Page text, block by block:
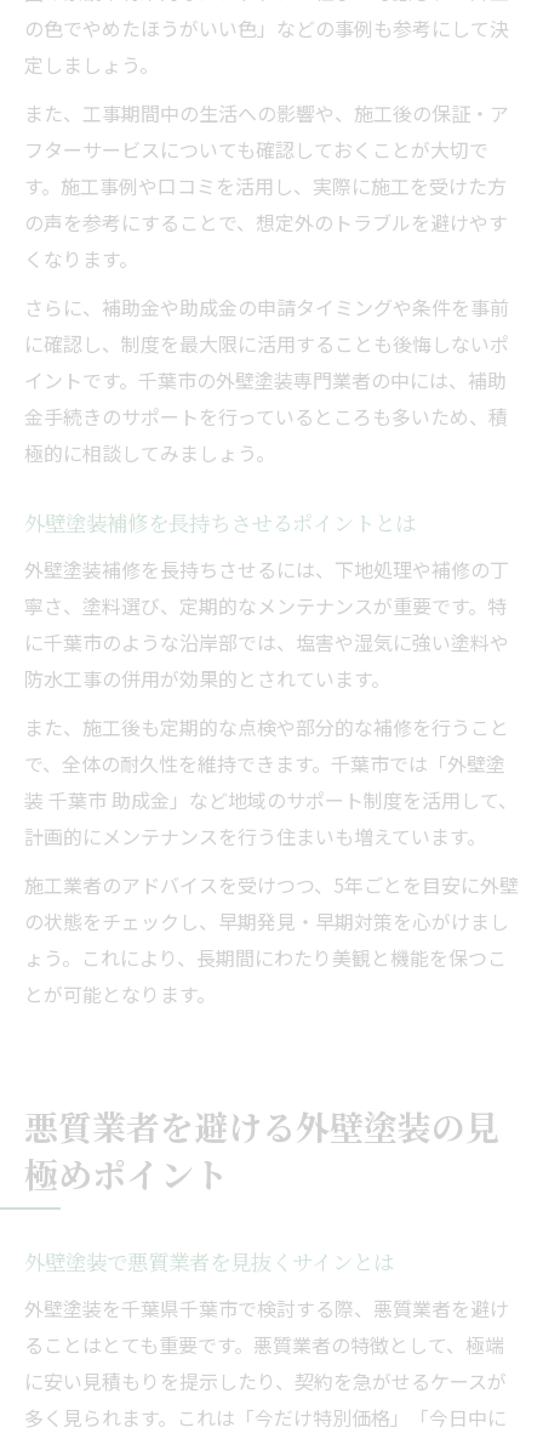
の色でやめたほうがいい色」などの事例も参考にして決
定しましょう。
また、工事期間中の生活への影響や、施工後の保証・ア
フターサービスについても確認しておくことが大切で
す。施工事例や口コミを活用し、実際に施工を受けた方
の声を参考にすることで、想定外のトラブルを避けやす
くなります。
さらに、補助金や助成金の申請タイミングや条件を事前
に確認し、制度を最大限に活用することも後悔しないポ
イントです。千葉市の外壁塗装専門業者の中には、補助
金手続きのサポートを行っているところも多いため、積
極的に相談してみましょう。
外壁塗装補修を長持ちさせるポイントとは
外壁塗装補修を長持ちさせるには、下地処理や補修の丁
寧さ、塗料選び、定期的なメンテナンスが重要です。特
に千葉市のような沿岸部では、塩害や湿気に強い塗料や
防水工事の併用が効果的とされています。
また、施工後も定期的な点検や部分的な補修を行うこと
で、全体の耐久性を維持できます。千葉市では「外壁塗
装 千葉市 助成金」など地域のサポート制度を活用して、
計画的にメンテナンスを行う住まいも増えています。
施工業者のアドバイスを受けつつ、5年ごとを目安に外壁
の状態をチェックし、早期発見・早期対策を心がけまし
ょう。これにより、長期間にわたり美観と機能を保つこ
とが可能となります。
悪質業者を避ける外壁塗装の見
極めポイント
外壁塗装で悪質業者を見抜くサインとは
外壁塗装を千葉県千葉市で検討する際、悪質業者を避け
ることはとても重要です。悪質業者の特徴として、極端
に安い見積もりを提示したり、契約を急がせるケースが
多く見られます。これは「今だけ特別価格」「今日中に